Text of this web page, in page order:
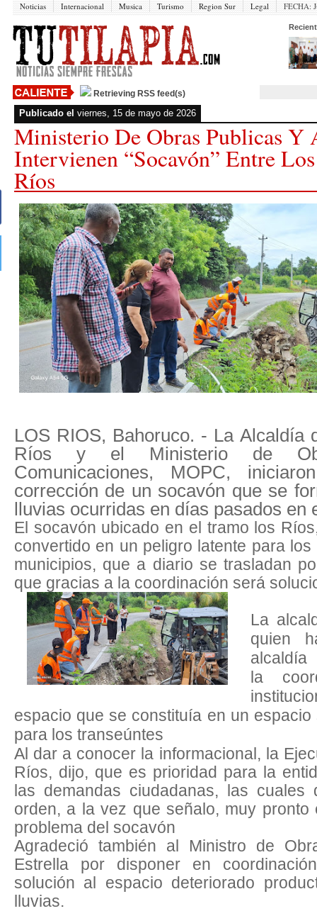
Noticias Internacional Musica Turismo Region Sur Legal FECHA:
Retrieving RSS feed(s)
Publicado el viernes, 15 de mayo de 2026
Ministerio De Obras Publicas Y
Intervienen “socavón” Entre
Ríos
LOS RIOS, Bahoruco. - La Alcaldía
Ríos y el Ministerio de
Comunicaciones, MOPC,
corrección de un socavón que se
lluvias ocurridas en días pasados en
El socavón ubicado en el tramo los
convertido en un peligro latente para
municipios, que a diario se trasladan
que gracias a la coordinación será
La
quien
alcaldía
la
espacio que se constituía en un
para los transeúntes
Al dar a conocer la informacional, la
Ríos, dijo, que es prioridad para la
las demandas ciudadanas, las cuales
orden, a la vez que señalo, muy pronto
problema del socavón
Agradeció también al Ministro de
Estrella por disponer en
solución al espacio deteriorado
lluvias.